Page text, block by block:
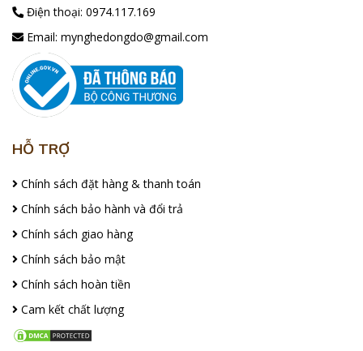
Điện thoại: 0974.117.169
Email: mynghedongdo@gmail.com
HỖ TRỢ
Chính sách đặt hàng & thanh toán
Chính sách bảo hành và đổi trả
Chính sách giao hàng
Chính sách bảo mật
Chính sách hoàn tiền
Cam kết chất lượng